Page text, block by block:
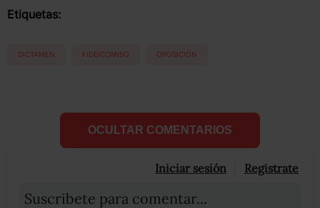
Etiquetas:
DICTAMEN FIDEICOMISO OPOSICIÓN
OCULTAR COMENTARIOS
Iniciar sesión Registrate
Suscribete para comentar...